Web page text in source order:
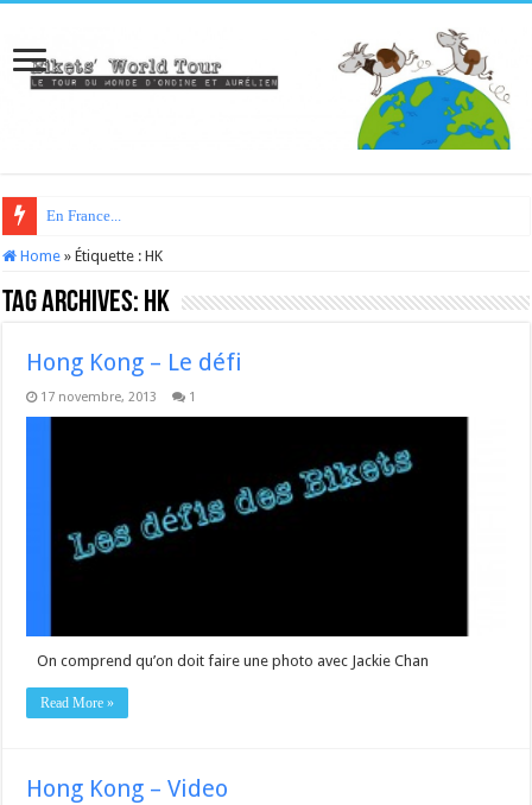
En France...
Home » Étiquette :HK
Tag Archives: HK
Hong Kong – Le défi
17 novembre, 2013 1
On comprend qu’on doit faire une photo avec Jackie Chan
Read More »
Hong Kong – Video